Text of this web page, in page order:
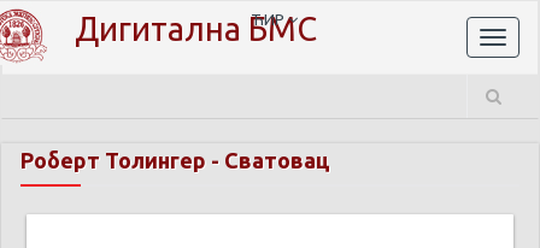
Дигитална БМС
ЋИР
Роберт Толингер - Сватовац